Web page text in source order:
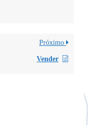
Próximo
Vender